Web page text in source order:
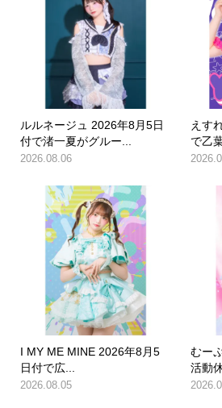
ルルネージュ 2026年8月5日
付で渚一夏がグルー...
2026.08.06
えす
で乙
I MY ME MINE 2026年8月5
日付で広...
2026.08.05
むー
活動